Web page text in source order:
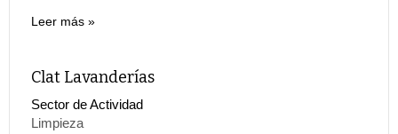
Leer más
Clat Lavanderías
Sector de Actividad
Limpieza